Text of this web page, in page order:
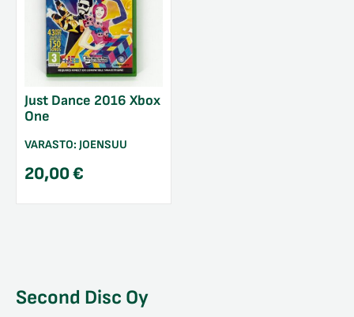
Just Dance 2016 Xbox
One
VARASTO: JOENSUU
20,00€
Second Disc Oy